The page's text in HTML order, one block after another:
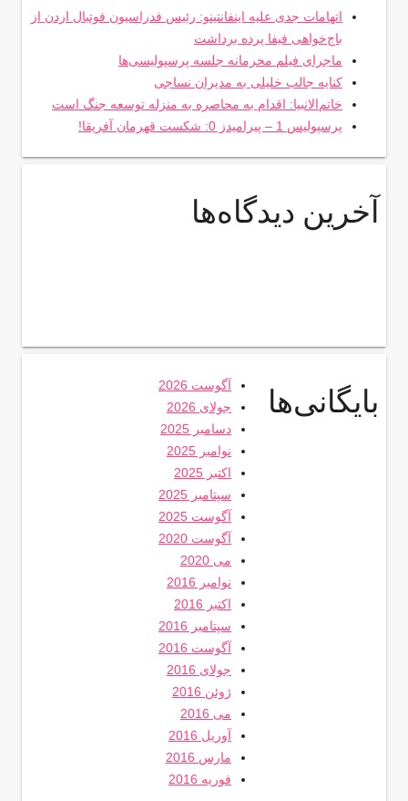
اتهامات جدی علیه اینفانتینو: رئیس فدراسیون فوتبال اردن از
باج‌خواهی فیفا پرده برداشت
ماجرای فیلم محرمانه جلسه پرسپولیسی‌ها
کنایه جالب خلیلی به مدیران نساجی
خاتم‌الانبیا: اقدام به محاصره به منزله توسعه جنگ است
پرسپولیس 1 – پیرامیدز 0: شکست قهرمان آفریقا!
آخرین دیدگاه‌ها
بایگانی‌ها
آگوست 2026
جولای 2026
دسامبر 2025
نوامبر 2025
اکتبر 2025
سپتامبر 2025
آگوست 2025
آگوست 2020
می 2020
نوامبر 2016
اکتبر 2016
سپتامبر 2016
آگوست 2016
جولای 2016
ژوئن 2016
می 2016
آوریل 2016
مارس 2016
فوریه 2016